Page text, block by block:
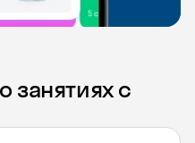
занятиях с